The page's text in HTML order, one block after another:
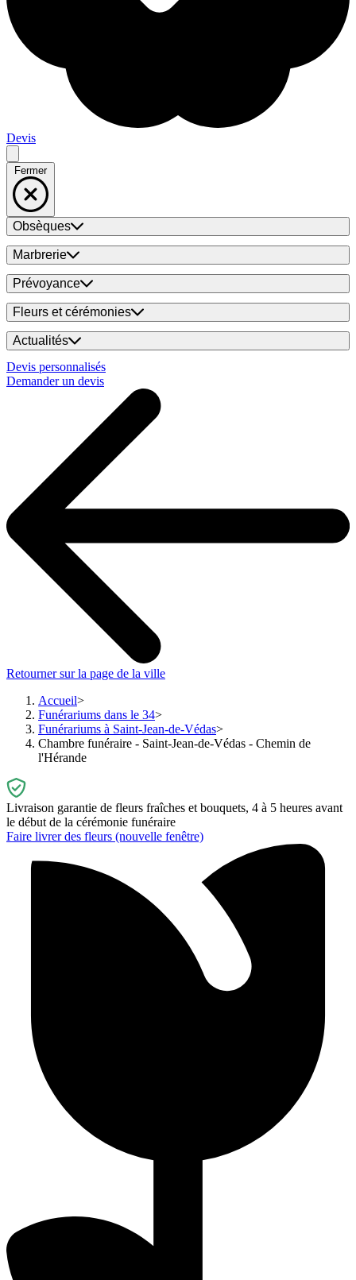
Devis
Fermer
Obsèques
Marbrerie
Prévoyance
Fleurs et cérémonies
Actualités
Devis personnalisés
Demander un devis
Retourner sur la page de la ville
Accueil
Funérariums dans le 34
Funérariums à Saint-Jean-de-Védas
Chambre funéraire - Saint-Jean-de-Védas - Chemin de
l'Hérande
Livraison garantie de fleurs fraîches et bouquets, 4 à 5 heures avant
le début de la cérémonie funéraire
Faire livrer des fleurs (nouvelle fenêtre)